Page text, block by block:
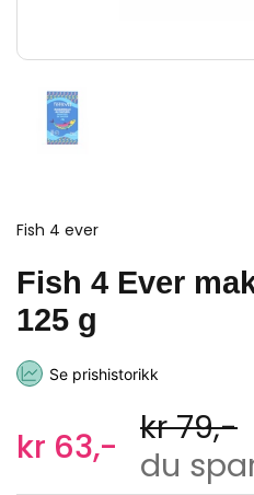
Fish 4 ever
Fish 4 Ever
125 g
Se prishistorikk
kr 63,- kr 79,-
du